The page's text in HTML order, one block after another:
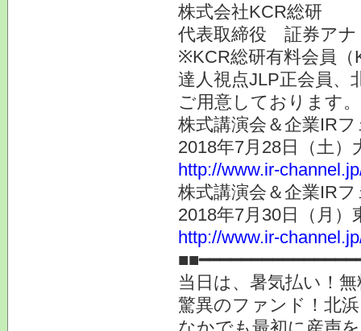
株式会社KCR総研
代表取締役 証券ア
※KCR総研有料会員（
達人視点JLP正会員、
ご用意しております。
株式講演会＆企業IR
2018年7月28日（土
http://www.ir-
株式講演会＆企業IR
2018年7月30日（月
http://www.ir-
当日は、暑気払い！
驚異のファンド！北